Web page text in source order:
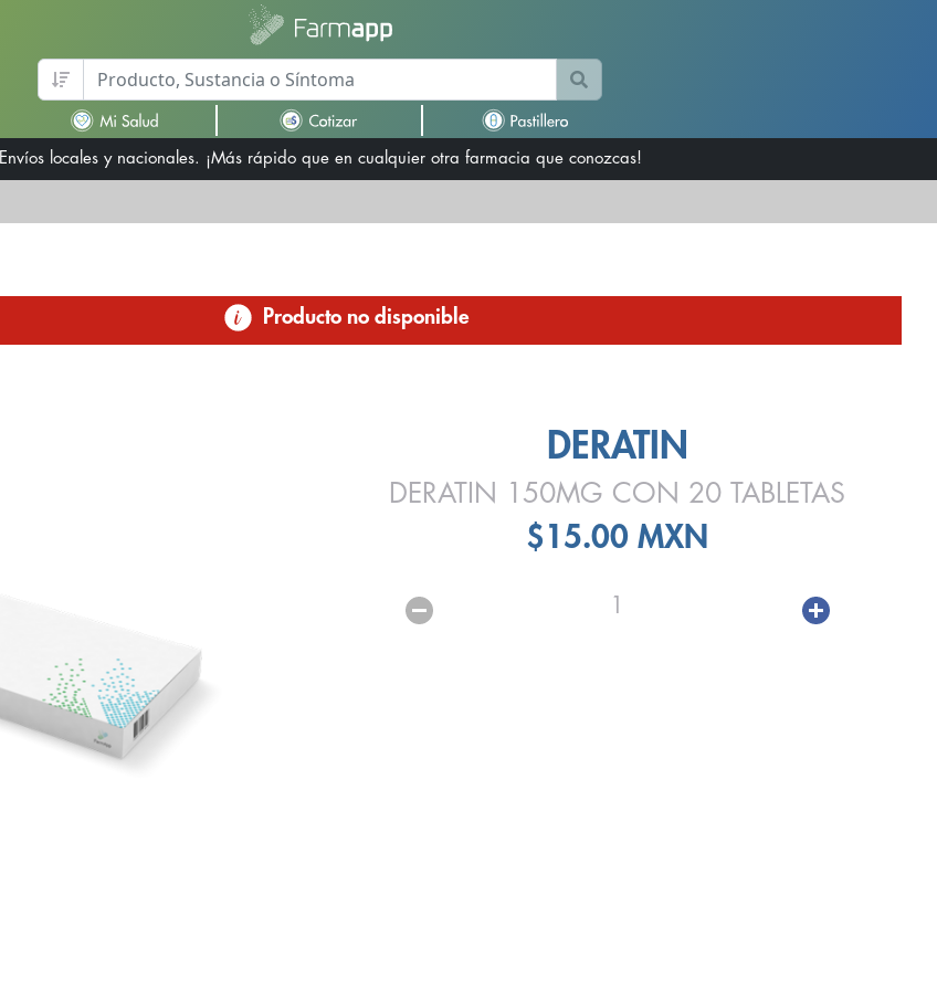
Envíos locales y nacionales. ¡Más rápido que en cualquier otra farmacia que conozcas!
Producto no disponible
DERATIN
DERATIN 150MG CON 20 TABLETAS
$15.00 MXN
1